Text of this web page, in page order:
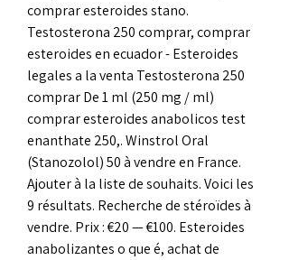
comprar esteroides stano.
Testosterona 250 comprar, comprar
esteroides en ecuador - Esteroides
legales a la venta Testosterona 250
comprar De 1 ml (250 mg / ml)
comprar esteroides anabolicos test
enanthate 250,. Winstrol Oral
(Stanozolol) 50 à vendre en France.
Ajouter à la liste de souhaits. Voici les
9 résultats. Recherche de stéroïdes à
vendre. Prix : €20 — €100. Esteroides
anabolizantes o que é, achat de